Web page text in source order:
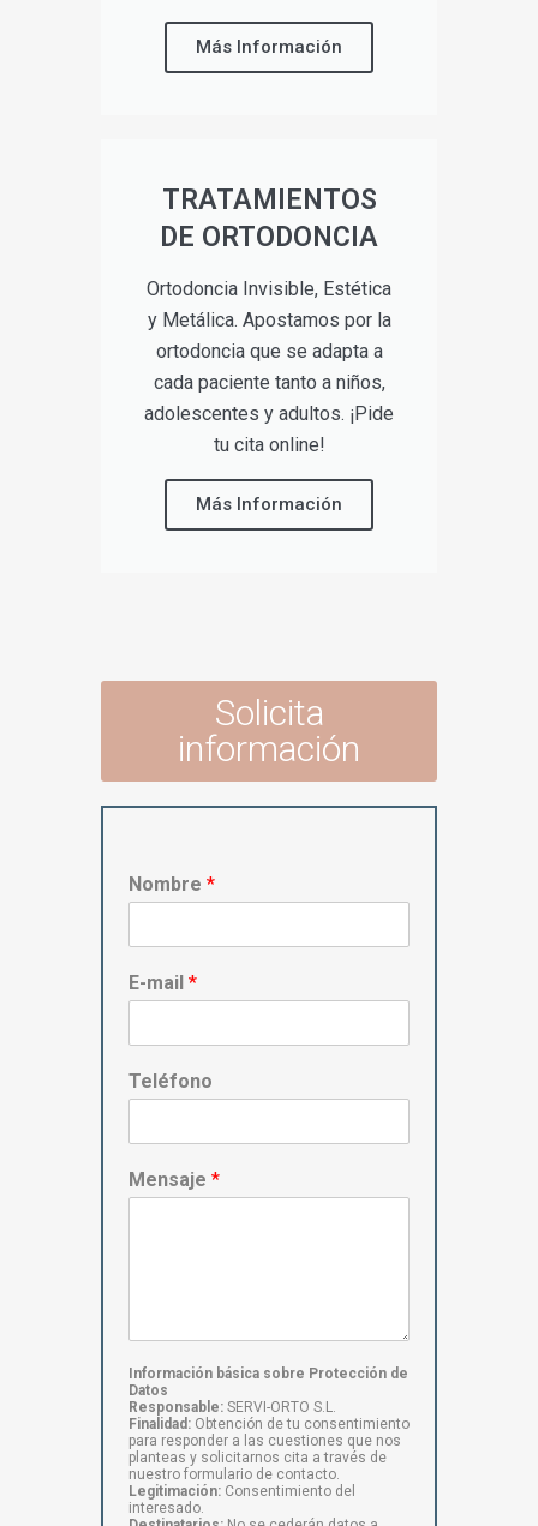
Más Información
TRATAMIENTOS
DE ORTODONCIA
Ortodoncia Invisible, Estética
y Metálica. Apostamos por la
ortodoncia que se adapta a
cada paciente tanto a niños,
adolescentes y adultos. ¡Pide
tu cita online!
Más Información
Solicita
información
Nombre *
E-mail *
Teléfono
Mensaje *
Información básica sobre Protección de
Datos
Responsable: SERVI-ORTO S.L.
Finalidad: Obtención de tu consentimiento
para responder a las cuestiones que nos
planteas y solicitarnos cita a través de
nuestro formulario de contacto.
Legitimación: Consentimiento del
interesado.